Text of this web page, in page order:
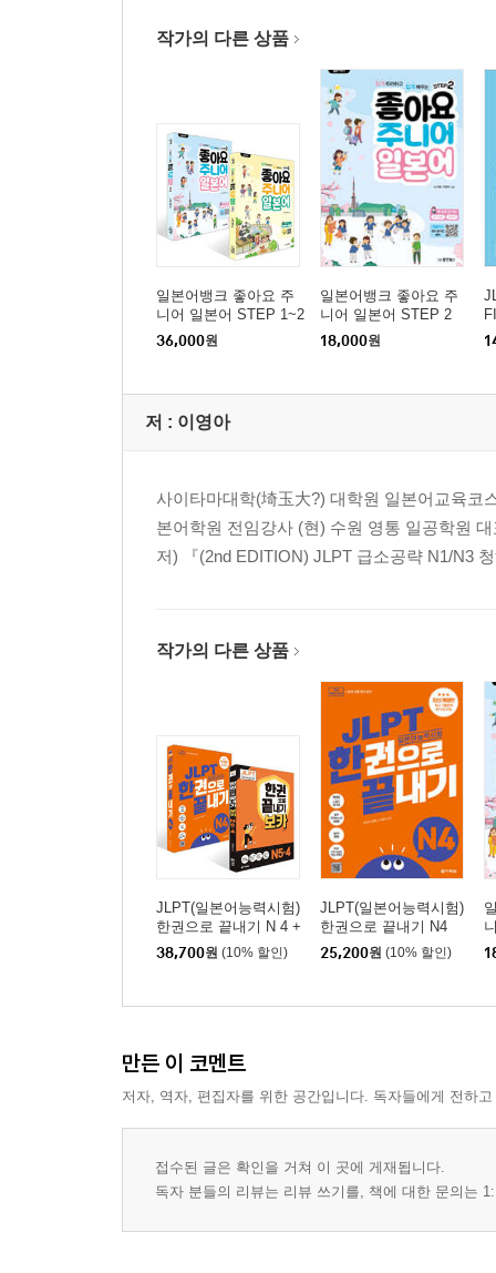
작가의 다른 상품
일본어뱅크 좋아요 주
니어 일본어 STEP 1~2
권 세트
36,000원
일본어뱅크 좋아요 주
니어 일본어 STEP 2
18,000원
저 : 이영아
사이타마대학(埼玉大?) 대학원 일본어교육코
본어학원 전임강사 (현) 수원 영통 일공학원
저) 『(2nd EDITION) JLPT 급소공략 N1/N3
작가의 다른 상품
JLPT(일본어능력시험)
한권으로 끝내기 N 4 +
보카 N5· 4 세트
38,700원 (10% 할인)
JLPT(일본어능력시험)
한권으로 끝내기 N4
25,200원 (10% 할인)
만든 이 코멘트
저자, 역자, 편집자를 위한 공간입니다. 독자들에게 전하
접수된 글은 확인을 거쳐 이 곳에 게재됩니다.
독자 분들의 리뷰는 리뷰 쓰기를, 책에 대한 문의는